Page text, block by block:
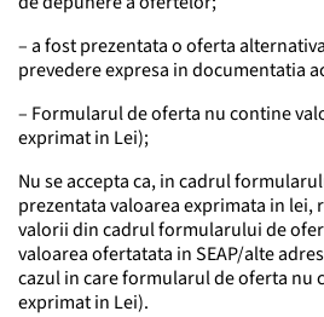
– a fost prezentata o oferta
prevedere expresa in documentatia
– Formularul de oferta nu contine
exprimat in Lei);
Nu se accepta ca, in cadrul
prezentata valoarea exprimata in lei,
valorii din cadrul formularului de
valoarea ofertatata in SEAP/alte
cazul in care formularul de oferta nu
exprimat in Lei).